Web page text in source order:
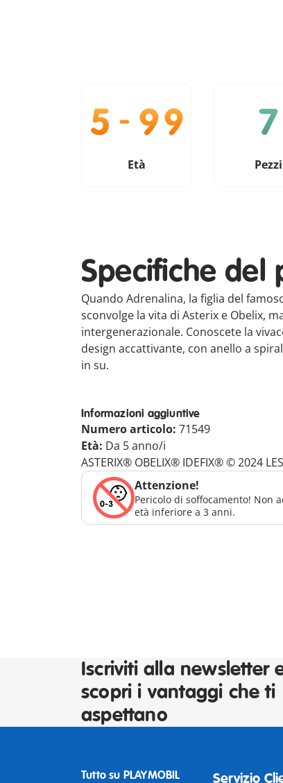
Età Pezzi
Specifiche del
Quando Adrenalina, la figlia del
sconvolge la vita di Asterix e Obelix,
intergenerazionale. Conoscete la
design accattivante, con anello a
in su.
Informazioni aggiuntive
Numero articolo: 71549
Età: Da 5 anno/i
ASTERIX® OBELIX® IDEFIX® © 2024
Attenzione!
Pericolo di soffocamento! Non
età inferiore a 3 anni.
Iscriviti alla newsletter
scopri i vantaggi che ti
aspettano
Tutto su PLAYMOBIL Servizio